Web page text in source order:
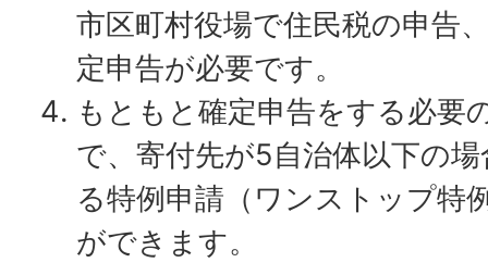
市区町村役場で住民税の申告
定申告が必要です。
もともと確定申告をする必要
で、寄付先が5自治体以下の
る特例申請（ワンストップ特
ができます。